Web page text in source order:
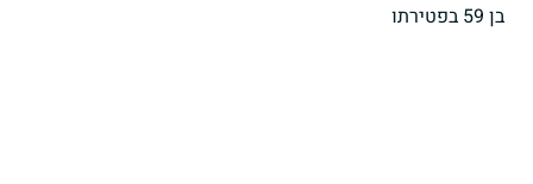
בן 59 בפטירתו